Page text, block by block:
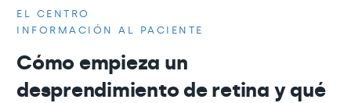
EL CENTRO
INFORMACIÓN AL PACIENTE
Cómo empieza un
desprendimiento de retina y qué